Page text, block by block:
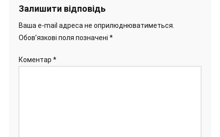
Залишити відповідь
Ваша e-mail адреса не оприлюднюватиметься.
Обов’язкові поля позначені *
Коментар *